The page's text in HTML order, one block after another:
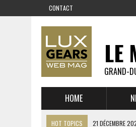
CONTACT
LE
GRAND-
HOME
HOT TOPICS 21 DÉCEMBRE